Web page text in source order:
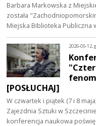
Barbara Markowska z
została
Miejska Biblioteka Publiczna
2026-05-12,
[POSŁUCHAJ]
W czwartek i piątek (7 i 8
Zajezdnia Sztuki w
konferencja naukowa